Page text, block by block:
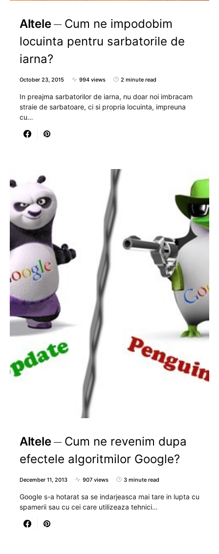
Altele
Cum ne impodobim
locuinta pentru sarbatorile de
iarna?
October 23, 2015 994 views 2 minute read
In preajma sarbatorilor de iarna, nu doar noi imbracam
straie de sarbatoare, ci si propria locuinta, impreuna
cu…
Altele
Cum ne revenim dupa
efectele algoritmilor Google?
December 11, 2013 907 views 3 minute read
Google s-a hotarat sa se indarjeasca mai tare in lupta cu
spamerii sau cu cei care utilizeaza tehnici…